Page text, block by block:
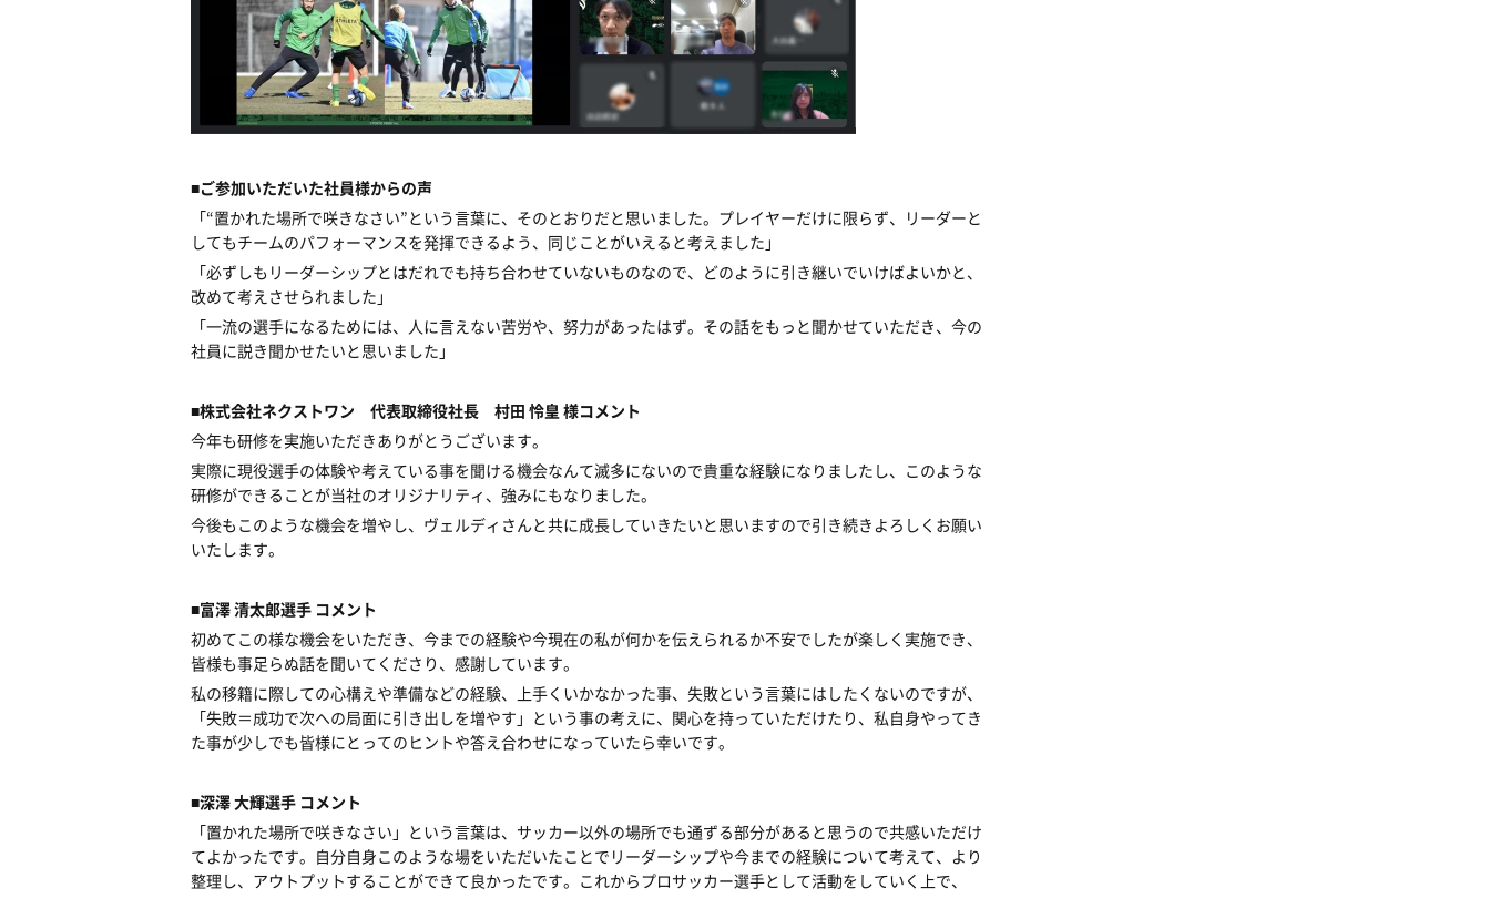
■ご参加いただいた社員様からの声
「“置かれた場所で咲きなさい”という言葉に、そのとおりだと思いました。プレイヤーだけに限らず、リーダーと
してもチームのパフォーマンスを発揮できるよう、同じことがいえると考えました」
「必ずしもリーダーシップとはだれでも持ち合わせていないものなので、どのように引き継いでいけばよいかと、
改めて考えさせられました」
「一流の選手になるためには、人に言えない苦労や、努力があったはず。その話をもっと聞かせていただき、今の
社員に説き聞かせたいと思いました」
■株式会社ネクストワン 代表取締役社長 村田 怜皇 様コメント
今年も研修を実施いただきありがとうございます。
実際に現役選手の体験や考えている事を聞ける機会なんて滅多にないので貴重な経験になりましたし、このような
研修ができることが当社のオリジナリティ、強みにもなりました。
今後もこのような機会を増やし、ヴェルディさんと共に成長していきたいと思いますので引き続きよろしくお願い
いたします。
■富澤 清太郎選手 コメント
初めてこの様な機会をいただき、今までの経験や今現在の私が何かを伝えられるか不安でしたが楽しく実施でき、
皆様も事足らぬ話を聞いてくださり、感謝しています。
私の移籍に際しての心構えや準備などの経験、上手くいかなかった事、失敗という言葉にはしたくないのですが、
「失敗＝成功で次への局面に引き出しを増やす」という事の考えに、関心を持っていただけたり、私自身やってき
た事が少しでも皆様にとってのヒントや答え合わせになっていたら幸いです。
■深澤 大輝選手 コメント
「置かれた場所で咲きなさい」という言葉は、サッカー以外の場所でも通ずる部分があると思うので共感いただけ
てよかったです。自分自身このような場をいただいたことでリーダーシップや今までの経験について考えて、より
整理し、アウトプットすることができて良かったです。これからプロサッカー選手として活動をしていく上で、